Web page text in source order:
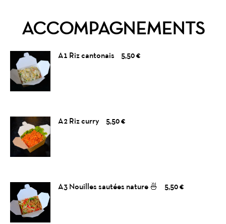
ACCOMPAGNEMENTS
A1 Riz cantonais 5,50 €
A2 Riz curry 5,50 €
A3 Nouilles sautées nature 🍜 5,50 €